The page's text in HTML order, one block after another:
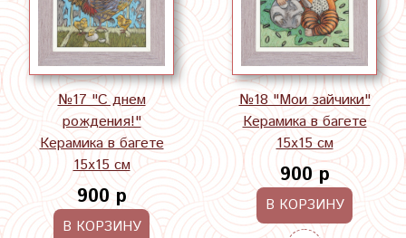
№17 "С днем
рождения!"
Керамика в багете
15х15 см
900 р
В КОРЗИНУ
№18 "Мои зайчики"
Керамика в багете
15х15 см
900 р
В КОРЗИНУ